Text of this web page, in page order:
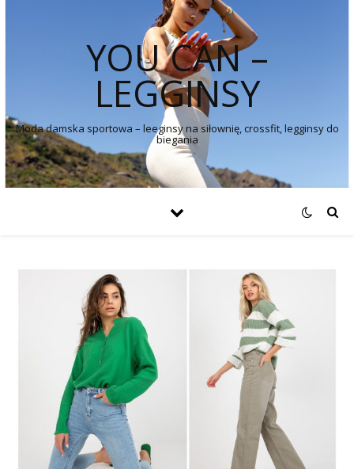
YOU CAN –
LEGGINSY
Moda damska sportowa – leeginsy na siłownię, crossfit, legginsy do
biegania